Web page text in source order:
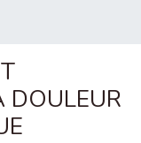
DOULEUR